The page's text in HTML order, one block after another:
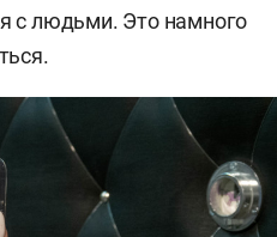
с людьми. Это намного